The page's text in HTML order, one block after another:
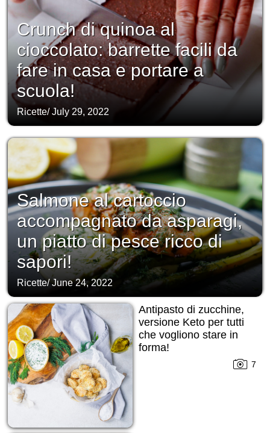
Crunch di quinoa al
cioccolato: barrette facili da
fare in casa e portare a
scuola!
Ricette/July 29, 2022
Salmone al cartoccio
accompagnato da asparagi,
un piatto di pesce ricco di
sapori!
Ricette/June 24, 2022
Antipasto di zucchine,
versione Keto per tutti
che vogliono stare in
forma!
7